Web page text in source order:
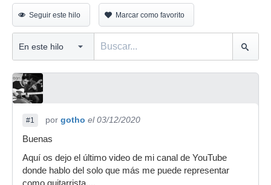
Seguir este hilo Marcar como favorito
#1 por gotho el 03/12/2020
Buenas
Aquí os dejo el último video de mi canal de YouTube
donde hablo del solo que más me puede representar